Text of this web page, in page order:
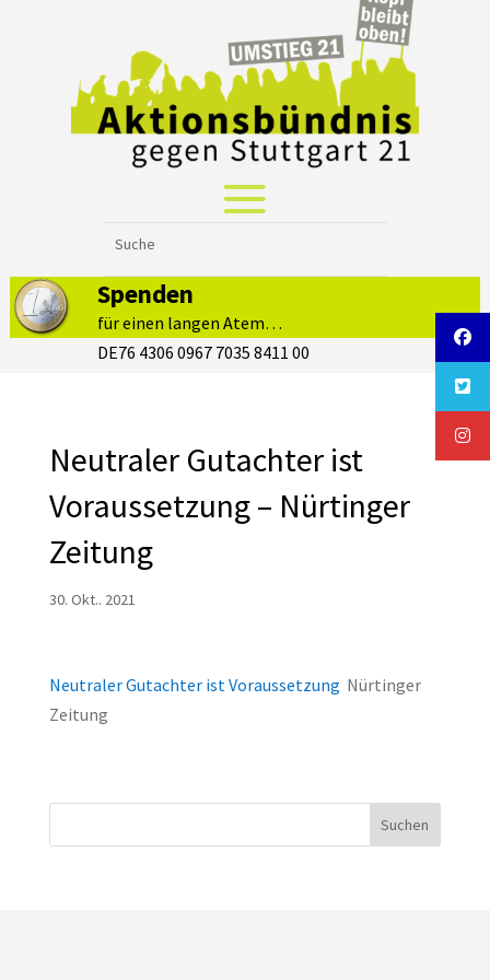
Spenden
für einen langen Atem…
DE76 4306 0967 7035 8411 00
Neutraler Gutachter ist
Voraussetzung – Nürtinger
Zeitung
30. Okt.. 2021
Neutraler Gutachter ist Voraussetzung Nürtinger
Zeitung
Suchen